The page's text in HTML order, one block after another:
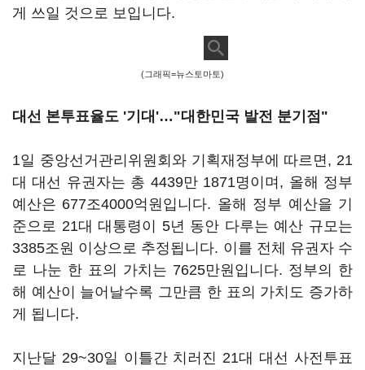
게 쓰일 것으로 보입니다.
(그래픽=뉴스토마토)
대선 본투표율도 '기대'…"대한민국 발전 분기점"
1일 중앙선거관리위원회와 기획재정부에 따르면, 21
대 대선 유권자는 총 4439만 1871명이며, 올해 정부
예산은 677조4000억원입니다. 올해 정부 예산을 기
준으로 21대 대통령이 5년 동안 다루는 예산 규모는
3385조원 이상으로 추정됩니다. 이를 전체 유권자 수
로 나눈 한 표의 가치는 7625만원입니다. 정부의 한
해 예산이 늘어날수록 그만큼 한 표의 가치도 증가하
게 됩니다.
지난달 29~30일 이틀간 치러진 21대 대선 사전투표